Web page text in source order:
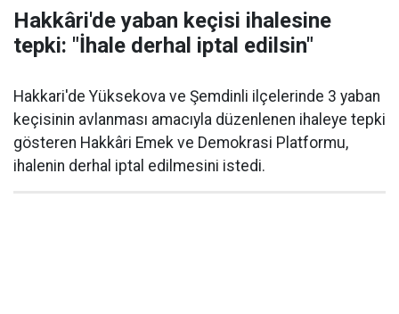
Hakkâri'de yaban keçisi ihalesine
tepki: "İhale derhal iptal edilsin"
Hakkari'de Yüksekova ve Şemdinli ilçelerinde 3 yaban
keçisinin avlanması amacıyla düzenlenen ihaleye tepki
gösteren Hakkâri Emek ve Demokrasi Platformu,
ihalenin derhal iptal edilmesini istedi.